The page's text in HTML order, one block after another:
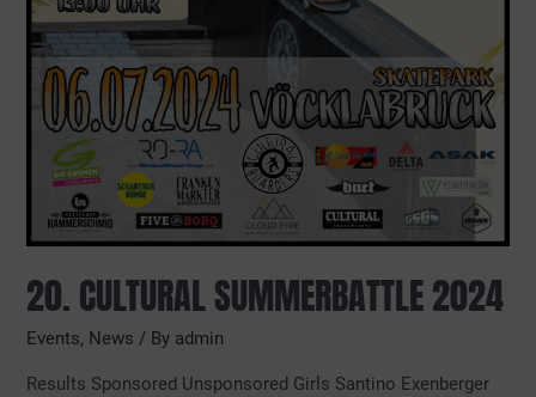
20. CULTURAL SUMMERBATTLE 2024
Events, News / By admin
Results Sponsored Unsponsored Girls Santino Exenberger